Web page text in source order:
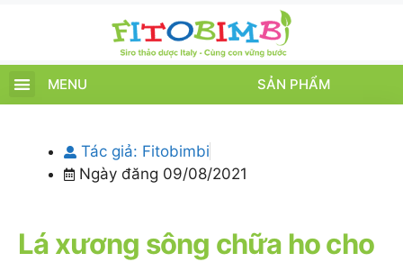
MENU SẢN PHẨM
Tác giả: Fitobimbi
Ngày đăng 09/08/2021
Lá xương sông chữa ho cho